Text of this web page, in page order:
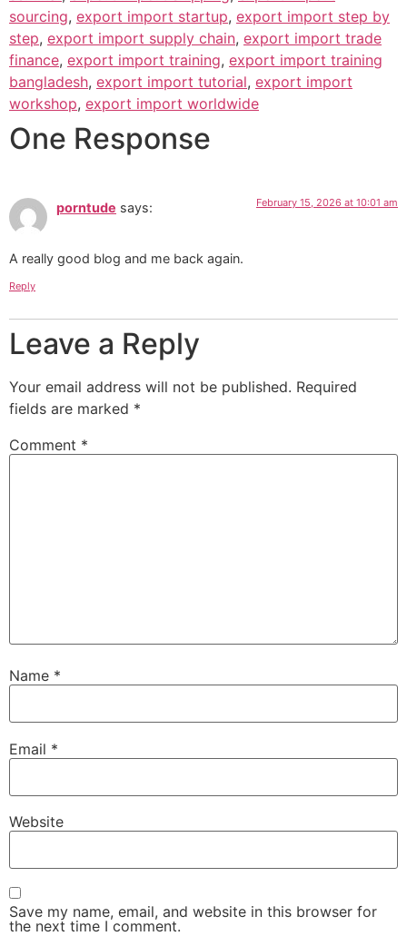
sourcing, export import startup, export import step by
step, export import supply chain, export import trade
finance, export import training, export import training
bangladesh, export import tutorial, export import
workshop, export import worldwide
One Response
porntude says: February 15, 2026 at 10:01 am
A really good blog and me back again.
Reply
Leave a Reply
Your email address will not be published. Required
fields are marked *
Comment *
Name *
Email *
Website
Save my name, email, and website in this browser for
the next time I comment.